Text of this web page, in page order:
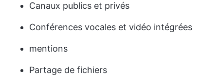
Canaux publics et privés
Conférences vocales et vidéo intégrées
mentions
Partage de fichiers